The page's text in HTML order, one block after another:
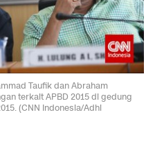
Taufik dan Abraham
terkait APBD 2015 di gedung
(CNN Indonesia/Adhi